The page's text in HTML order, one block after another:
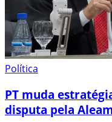
Política
PT muda
disputa pela